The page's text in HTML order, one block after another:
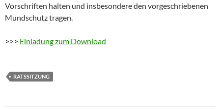
Vorschriften halten und insbesondere den vorgeschriebenen
Mundschutz tragen.
>>> Einladung zum Download
RATSSITZUNG